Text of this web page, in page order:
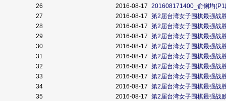
26
2016-08-17 201608171400_俞俐均
27
2016-08-17 第2届台湾女子围棋最强战
28
2016-08-17 第2届台湾女子围棋最强战
29
2016-08-17 第2届台湾女子围棋最强战
30
2016-08-17 第2届台湾女子围棋最强战
31
2016-08-17 第2届台湾女子围棋最强战
32
2016-08-17 第2届台湾女子围棋最强战
33
2016-08-17 第2届台湾女子围棋最强战
34
2016-08-17 第2届台湾女子围棋最强战
35
2016-08-17 第2届台湾女子围棋最强战